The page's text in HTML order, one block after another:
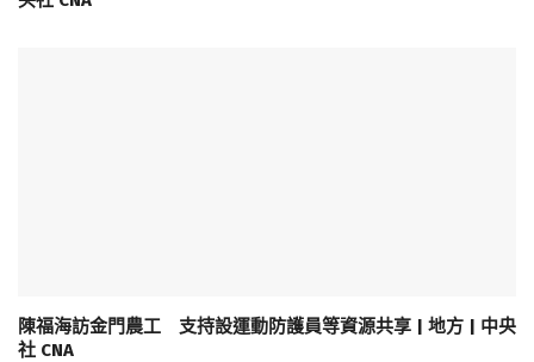
陳福海訪金門農工 支持設運動防護員等資源共享 | 地方 | 中央
社 CNA